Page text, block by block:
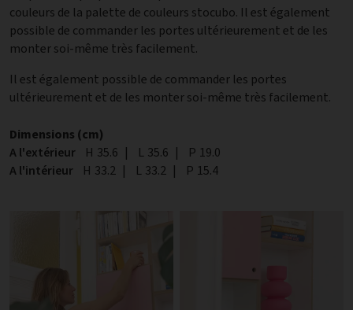
couleurs de la palette de couleurs stocubo. Il est également
possible de commander les portes ultérieurement et de les
monter soi-même très facilement.
Il est également possible de commander les portes
ultérieurement et de les monter soi-même très facilement.
Dimensions (cm)
A l'extérieur
Hauteur
H 35.6 | Largeur
L 35.6 | Profondeur
P 19.0
A l'intérieur
Hauteur
H 33.2 | Largeur
L 33.2 | Profondeur
P 15.4